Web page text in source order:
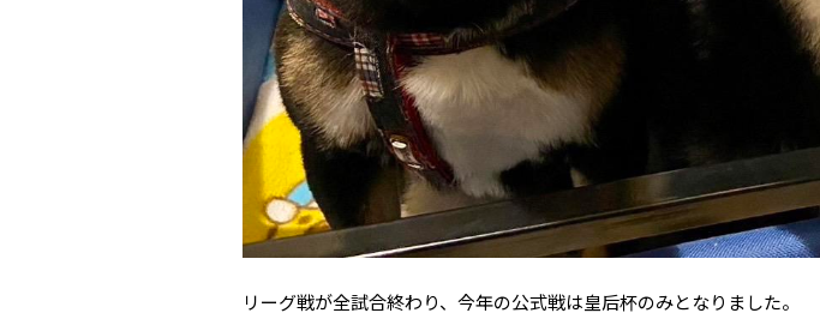
リーグ戦が全試合終わり、今年の公式戦は皇后杯のみとなりました。